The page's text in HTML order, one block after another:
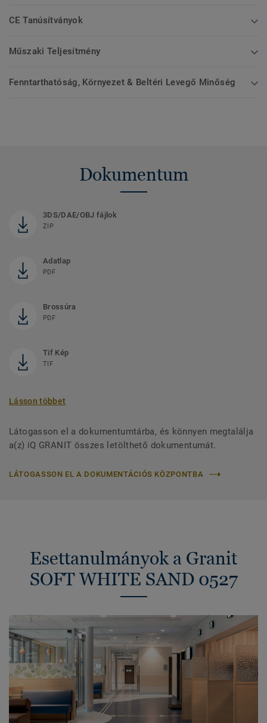
CE Tanúsítványok
Műszaki Teljesítmény
Fenntarthatóság, Környezet & Beltéri Levegő Minőség
Dokumentum
3DS/DAE/OBJ fájlok
ZIP
Adatlap
PDF
Brossúra
PDF
Tif Kép
TIF
Lásson többet
Látogasson el a dokumentumtárba, és könnyen megtalálja
a(z) iQ GRANIT összes letölthető dokumentumát.
LÁTOGASSON EL A DOKUMENTÁCIÓS KÖZPONTBA
Esettanulmányok a Granit
SOFT WHITE SAND 0527